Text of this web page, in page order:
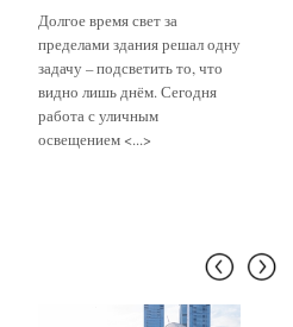
Долгое время свет за
пределами здания решал одну
задачу – подсветить то, что
видно лишь днём. Сегодня
работа с уличным
освещением <...>